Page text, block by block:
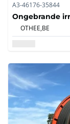
A3-46176-35844
Ongebrande
OTHEE,BE